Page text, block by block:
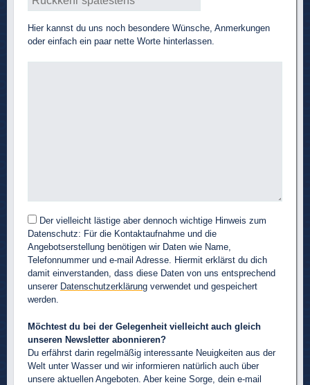
Hier kannst du uns noch besondere Wünsche, Anmerkungen
oder einfach ein paar nette Worte hinterlassen.
Der vielleicht lästige aber dennoch wichtige Hinweis zum
Datenschutz: Für die Kontaktaufnahme und die
Angebotserstellung benötigen wir Daten wie Name,
Telefonnummer und e-mail Adresse. Hiermit erklärst du dich
damit einverstanden, dass diese Daten von uns entsprechend
unserer Datenschutzerklärung verwendet und gespeichert
werden.
Möchtest du bei der Gelegenheit vielleicht auch gleich
unseren Newsletter abonnieren?
Du erfährst darin regelmäßig interessante Neuigkeiten aus der
Welt unter Wasser und wir informieren natürlich auch über
unsere aktuellen Angeboten. Aber keine Sorge, dein e-mail